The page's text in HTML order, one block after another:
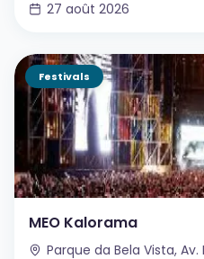
27 août 2026
Festivals
MEO Kalorama